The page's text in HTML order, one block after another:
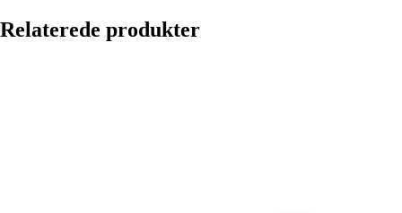
Relaterede produkter